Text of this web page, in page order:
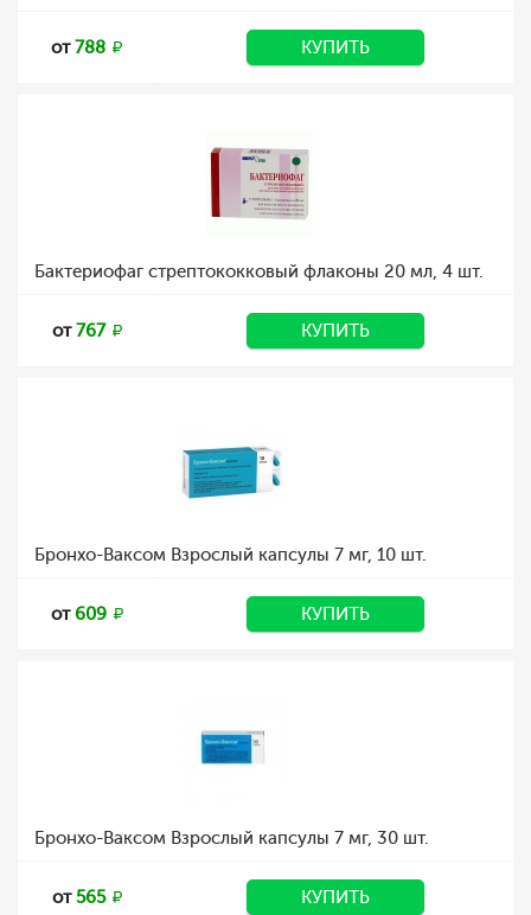
от788 КУПИТЬ
Бактериофаг стрептококковый флаконы 20 мл, 4 шт.
от767 КУПИТЬ
Бронхо-Ваксом Взрослый капсулы 7 мг, 10 шт.
от609 КУПИТЬ
Бронхо-Ваксом Взрослый капсулы 7 мг, 30 шт.
от565 КУПИТЬ